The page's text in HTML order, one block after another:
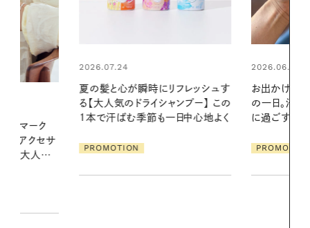
2026.06.01
お出かけ前のひと手間で変わる、夏
の一日。汗ばむ季節を「ごきげん」
に過ごす私の新習慣
PROMOTION
2026.06.01
真夏に向け
やりジェルと
地よくうるお